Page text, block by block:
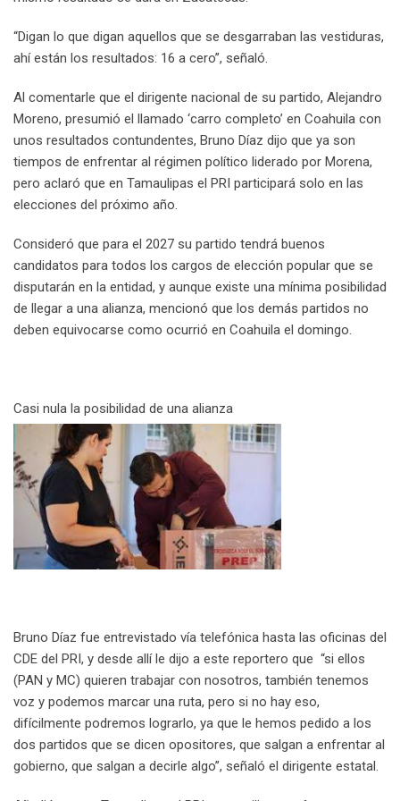
“Digan lo que digan aquellos que se desgarraban las vestiduras,
ahí están los resultados: 16 a cero”, señaló.
Al comentarle que el dirigente nacional de su partido, Alejandro
Moreno, presumió el llamado ‘carro completo’ en Coahuila con
unos resultados contundentes, Bruno Díaz dijo que ya son
tiempos de enfrentar al régimen político liderado por Morena,
pero aclaró que en Tamaulipas el PRI participará solo en las
elecciones del próximo año.
Consideró que para el 2027 su partido tendrá buenos
candidatos para todos los cargos de elección popular que se
disputarán en la entidad, y aunque existe una mínima posibilidad
de llegar a una alianza, mencionó que los demás partidos no
deben equivocarse como ocurrió en Coahuila el domingo.
Casi nula la posibilidad de una alianza
Bruno Díaz fue entrevistado vía telefónica hasta las oficinas del
CDE del PRI, y desde allí le dijo a este reportero que “si ellos
(PAN y MC) quieren trabajar con nosotros, también tenemos
voz y podemos marcar una ruta, pero si no hay eso,
difícilmente podremos lograrlo, ya que le hemos pedido a los
dos partidos que se dicen opositores, que salgan a enfrentar al
gobierno, que salgan a decirle algo”, señaló el dirigente estatal.